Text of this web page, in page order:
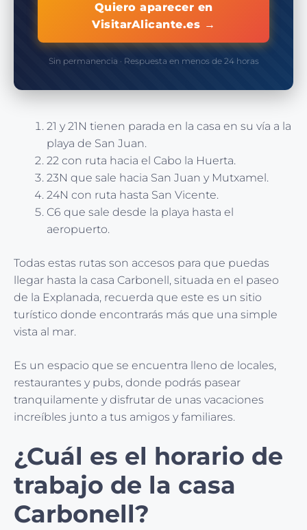
Quiero aparecer en
VisitarAlicante.es →
Sin permanencia · Respuesta en menos de 24 horas
21 y 21N tienen parada en la casa en su vía a la
playa de San Juan.
22 con ruta hacia el Cabo la Huerta.
23N que sale hacia San Juan y Mutxamel.
24N con ruta hasta San Vicente.
C6 que sale desde la playa hasta el
aeropuerto.
Todas estas rutas son accesos para que puedas
llegar hasta la casa Carbonell, situada en el paseo
de la Explanada, recuerda que este es un sitio
turístico donde encontrarás más que una simple
vista al mar.
Es un espacio que se encuentra lleno de locales,
restaurantes y pubs, donde podrás pasear
tranquilamente y disfrutar de unas vacaciones
increíbles junto a tus amigos y familiares.
¿Cuál es el horario de
trabajo de la casa
Carbonell?